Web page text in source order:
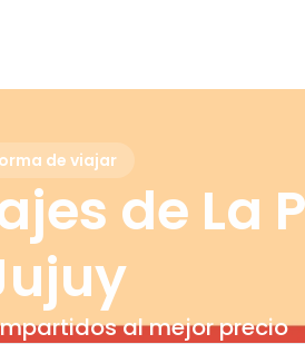
de viajar
de La
al mejor precio